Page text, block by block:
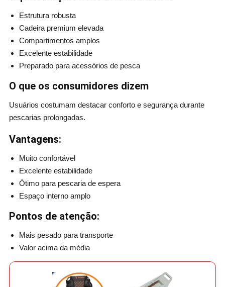
Estrutura robusta
Cadeira premium elevada
Compartimentos amplos
Excelente estabilidade
Preparado para acessórios de pesca
O que os consumidores dizem
Usuários costumam destacar conforto e segurança durante
pescarias prolongadas.
Vantagens:
Muito confortável
Excelente estabilidade
Ótimo para pescaria de espera
Espaço interno amplo
Pontos de atenção:
Mais pesado para transporte
Valor acima da média